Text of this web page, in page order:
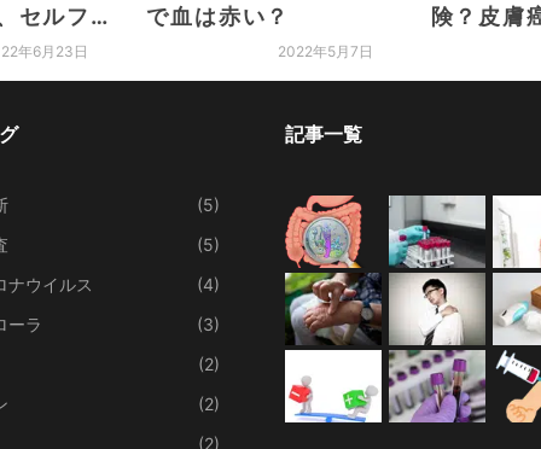
セルフ
のツボ
年6月23日
で血は赤い？
2022年5月7日
険？皮膚
げずにビ
取しよう
(5)
(5)
ナウイルス
(4)
ーラ
(3)
(2)
(2)
(2)
記事一覧